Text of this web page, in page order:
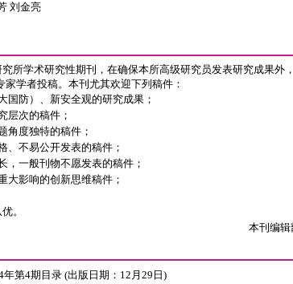
刘金亮
所学术研究性期刊，在确保本所高级研究员发表研究成果外，
学者投稿。本刊尤其欢迎下列稿件：
国防）、新安全观的研究成果；
层次的稿件；
角度独特的稿件；
、不易公开发表的稿件；
，一般刊物不愿发表的稿件；
大影响的创新思维稿件；
。
本刊编辑
第4期目录 (出版日期：12月29日)